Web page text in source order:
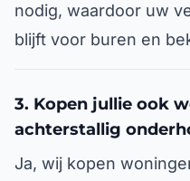
nodig, waardoor uw
blijft voor buren en
3. Kopen jullie ook
achterstallig
Ja, wij kopen